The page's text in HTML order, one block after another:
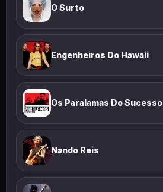
O Surto
Engenheiros Do Hawaii
Os Paralamas Do Sucesso
Nando Reis